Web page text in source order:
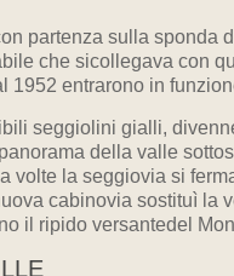
partenza sulla sponda
che sicollegava con
1952 entrarono in
seggiolini gialli,
della valle
volte la seggiovia si
cabinovia sostituì
il ripido versantedel